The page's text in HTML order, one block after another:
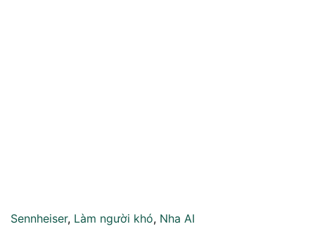
Sennheiser, Làm người khó, Nha AI